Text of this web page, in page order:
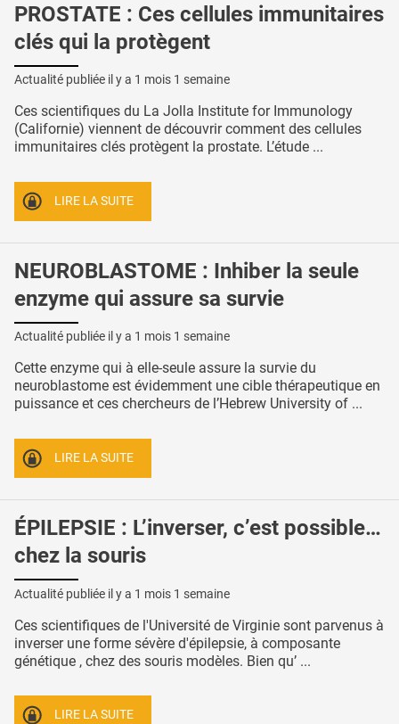
PROSTATE : Ces cellules immunitaires
clés qui la protègent
Actualité publiée il y a 1 mois 1 semaine
Ces scientifiques du La Jolla Institute for Immunology
(Californie) viennent de découvrir comment des cellules
immunitaires clés protègent la prostate. L’étude ...
LIRE LA SUITE
NEUROBLASTOME : Inhiber la seule
enzyme qui assure sa survie
Actualité publiée il y a 1 mois 1 semaine
Cette enzyme qui à elle-seule assure la survie du
neuroblastome est évidemment une cible thérapeutique en
puissance et ces chercheurs de l’Hebrew University of ...
LIRE LA SUITE
ÉPILEPSIE : L’inverser, c’est possible…
chez la souris
Actualité publiée il y a 1 mois 1 semaine
Ces scientifiques de l'Université de Virginie sont parvenus à
inverser une forme sévère d'épilepsie, à composante
génétique , chez des souris modèles. Bien qu’ ...
LIRE LA SUITE